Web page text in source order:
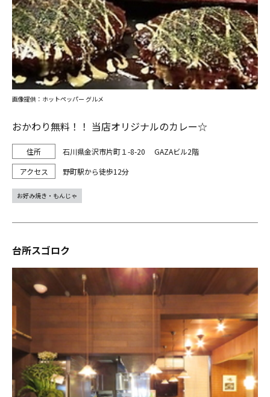
おかわり無料！！ 当店オリジナルのカレー☆
石川県金沢市片町１-8-20 GAZAビル2階
野町駅から徒歩12分
画像提供：ホットペッパー グルメ
お好み焼き・もんじゃ
台所スゴロク